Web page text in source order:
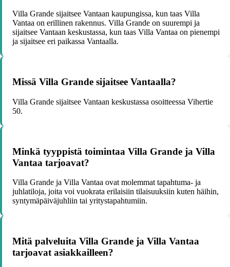
Villa Grande sijaitsee Vantaan kaupungissa, kun taas Villa
Vantaa on erillinen rakennus. Villa Grande on suurempi ja
sijaitsee Vantaan keskustassa, kun taas Villa Vantaa on pienempi
ja sijaitsee eri paikassa Vantaalla.
Missä Villa Grande sijaitsee Vantaalla?
Villa Grande sijaitsee Vantaan keskustassa osoitteessa Vihertie
50.
Minkä tyyppistä toimintaa Villa Grande ja Villa
Vantaa tarjoavat?
Villa Grande ja Villa Vantaa ovat molemmat tapahtuma- ja
juhlatiloja, joita voi vuokrata erilaisiin tilaisuuksiin kuten häihin,
syntymäpäiväjuhliin tai yritystapahtumiin.
Mitä palveluita Villa Grande ja Villa Vantaa
tarjoavat asiakkailleen?